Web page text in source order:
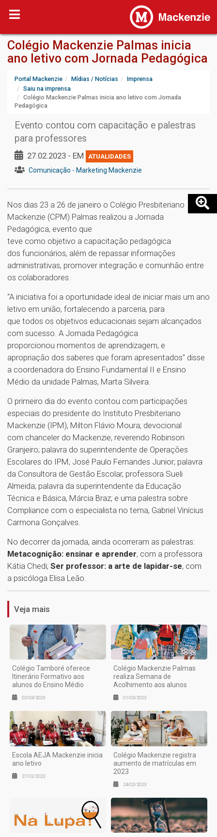
Colégio Mackenzie Palmas inicia
ano letivo com Jornada Pedagógica
Portal Mackenzie Mídias / Notícias
Imprensa
Saiu na imprensa
Colégio Mackenzie Palmas inicia ano letivo com Jornada
Pedagógica
Evento contou com capacitação e palestras
para professores
27.02.2023 - EM ATUALIDADES
Comunicação - Marketing Mackenzie
Nos dias 23 a 26 de janeiro o Colégio Presbiteriano
Mackenzie (CPM) Palmas realizou a Jornada
Pedagógica, evento que
teve como objetivo a capacitação pedagógica
dos funcionários, além de repassar informações
administrativas, promover integração e comunhão entre
os colaboradores.
“A iniciativa foi a oportunidade ideal de iniciar mais um ano
letivo em união, fortalecendo a parceria, para
que todos os objetivos educacionais sejam alcançados
com sucesso. A Jornada Pedagógica
proporcionou momentos de aprendizagem, e
apropriação dos saberes que foram apresentados" disse
a coordenadora do Ensino Fundamental II e Ensino
Médio da unidade Palmas, Marta Silveira.
O primeiro dia do evento contou com participações
especiais do presidente do Instituto Presbiteriano
Mackenzie (IPM), Milton Flávio Moura; devocional
com chanceler do Mackenzie, reverendo Robinson
Granjeiro; palavra do superintendente de Operações
Escolares do IPM, José Paulo Fernandes Junior; palavra
da Consultora de Gestão Escolar, professora Sueli
Almeida; palavra da superintendente da Educação
Técnica e Básica, Márcia Braz; e uma palestra sobre
Compliance com o especialista no tema, Gabriel Vinícius
Carmona Gonçalves.
No decorrer da jornada, ainda ocorreram as palestras:
Metacognição: ensinar e aprender, com a professora
Kátia Chedi; Ser professor: a arte de lapidar-se, com
a psicóloga Elisa Leão.
Veja mais
Colégio Tamboré oferece
Itinerário Formativo aos
alunos do Ensino Médio
02/03/2023
Colégio Mackenzie Palmas
realiza Semana de
Acolhimento aos alunos
01/03/2023
Escola AEJA Mackenzie inicia
ano letivo
27/02/2023
Colégio Mackenzie registra
aumento de matrículas em
2023
24/02/2023